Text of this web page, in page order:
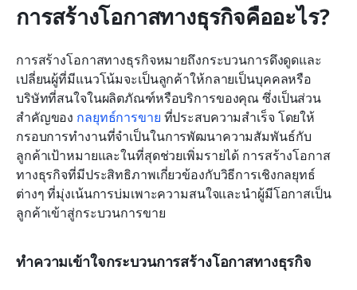
การสร้างโอกาสทางธุรกิจคืออะไร?
การสร้างโอกาสทางธุรกิจหมายถึงกระบวนการดึงดูดและ
เปลี่ยนผู้ที่มีแนวโน้มจะเป็นลูกค้าให้กลายเป็นบุคคลหรือ
บริษัทที่สนใจในผลิตภัณฑ์หรือบริการของคุณ ซึ่งเป็นส่วน
สำคัญของ กลยุทธ์การขาย ที่ประสบความสำเร็จ โดยให้
กรอบการทำงานที่จำเป็นในการพัฒนาความสัมพันธ์กับ
ลูกค้าเป้าหมายและในที่สุดช่วยเพิ่มรายได้ การสร้างโอกาส
ทางธุรกิจที่มีประสิทธิภาพเกี่ยวข้องกับวิธีการเชิงกลยุทธ์
ต่างๆ ที่มุ่งเน้นการบ่มเพาะความสนใจและนำผู้มีโอกาสเป็น
ลูกค้าเข้าสู่กระบวนการขาย
ทำความเข้าใจกระบวนการสร้างโอกาสทางธุรกิจ